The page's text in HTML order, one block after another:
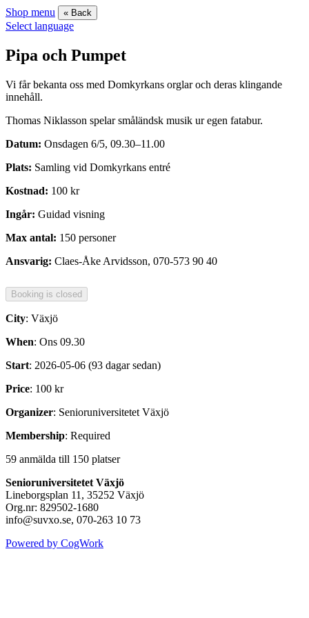
Shop menu « Back
Select language
Pipa och Pumpet
Vi får bekanta oss med Domkyrkans orglar och deras klingande
innehåll.
Thomas Niklasson spelar småländsk musik ur egen fatabur.
Datum: Onsdagen 6/5, 09.30–11.00
Plats: Samling vid Domkyrkans entré
Kostnad: 100 kr
Ingår: Guidad visning
Max antal: 150 personer
Ansvarig: Claes-Åke Arvidsson, 070-573 90 40
City: Växjö
When: Ons 09.30
Start: 2026-05-06 (93 dagar sedan)
Price: 100 kr
Organizer: Senioruniversitetet Växjö
Membership: Required
59 anmälda till 150 platser
Senioruniversitetet Växjö
Lineborgsplan 11, 35252 Växjö
Org.nr: 829502-1680
info@suvxo.se, 070-263 10 73
Powered by CogWork